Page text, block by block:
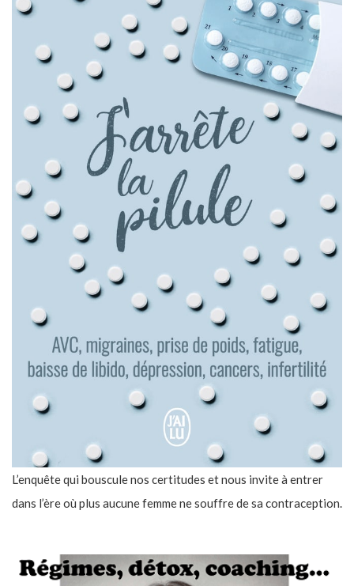
L’enquête qui bouscule nos certitudes et nous invite à entrer
dans l’ère où plus aucune femme ne souffre de sa contraception.